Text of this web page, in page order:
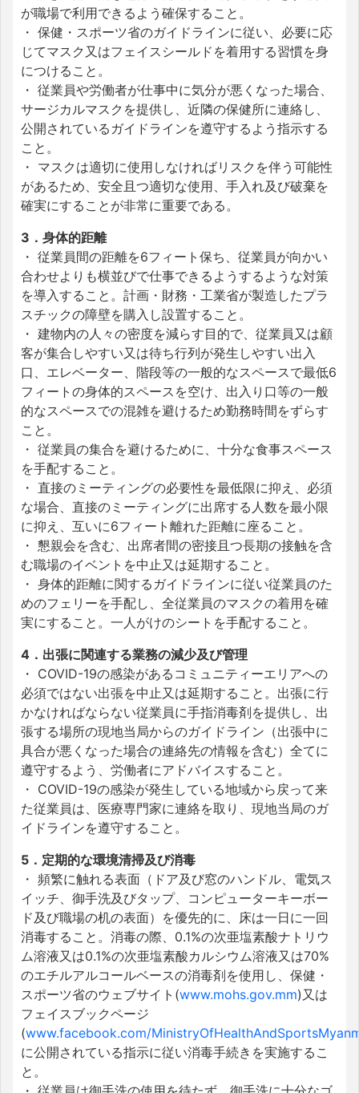
が職場で利用できるよう確保すること。
・ 保健・スポーツ省のガイドラインに従い、必要に応
じてマスク又はフェイスシールドを着用する習慣を身
につけること。
・ 従業員や労働者が仕事中に気分が悪くなった場合、
サージカルマスクを提供し、近隣の保健所に連絡し、
公開されているガイドラインを遵守するよう指示する
こと。
・ マスクは適切に使用しなければリスクを伴う可能性
があるため、安全且つ適切な使用、手入れ及び破棄を
確実にすることが非常に重要である。
3．身体的距離
・ 従業員間の距離を6フィート保ち、従業員が向かい
合わせよりも横並びで仕事できるようするような対策
を導入すること。計画・財務・工業省が製造したプラ
スチックの障壁を購入し設置すること。
・ 建物内の人々の密度を減らす目的で、従業員又は顧
客が集合しやすい又は待ち行列が発生しやすい出入
口、エレベーター、階段等の一般的なスペースで最低6
フィートの身体的スペースを空け、出入り口等の一般
的なスペースでの混雑を避けるため勤務時間をずらす
こと。
・ 従業員の集合を避けるために、十分な食事スペース
を手配すること。
・ 直接のミーティングの必要性を最低限に抑え、必須
な場合、直接のミーティングに出席する人数を最小限
に抑え、互いに6フィート離れた距離に座ること。
・ 懇親会を含む、出席者間の密接且つ長期の接触を含
む職場のイベントを中止又は延期すること。
・ 身体的距離に関するガイドラインに従い従業員のた
めのフェリーを手配し、全従業員のマスクの着用を確
実にすること。一人がけのシートを手配すること。
4．出張に関連する業務の減少及び管理
・ COVID-19の感染があるコミュニティーエリアへの
必須ではない出張を中止又は延期すること。出張に行
かなければならない従業員に手指消毒剤を提供し、出
張する場所の現地当局からのガイドライン（出張中に
具合が悪くなった場合の連絡先の情報を含む）全てに
遵守するよう、労働者にアドバイスすること。
・ COVID-19の感染が発生している地域から戻って来
た従業員は、医療専門家に連絡を取り、現地当局のガ
イドラインを遵守すること。
5．定期的な環境清掃及び消毒
・ 頻繁に触れる表面（ドア及び窓のハンドル、電気ス
イッチ、御手洗及びタップ、コンピューターキーボー
ド及び職場の机の表面）を優先的に、床は一日に一回
消毒すること。消毒の際、0.1%の次亜塩素酸ナトリウ
ム溶液又は0.1%の次亜塩素酸カルシウム溶液又は70%
のエチルアルコールベースの消毒剤を使用し、保健・
スポーツ省のウェブサイト(www.mohs.gov.mm)又は
フェイスブックページ
(www.facebook.com/
に公開されている指示に従い消毒手続きを実施するこ
と。